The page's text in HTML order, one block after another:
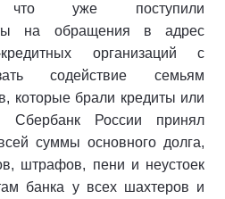
что уже поступили
на обращения в адрес
организаций с
содействие семьям
которые брали кредиты или
Сбербанк России принял
суммы основного долга,
штрафов, пени и неустоек
банка у всех шахтеров и